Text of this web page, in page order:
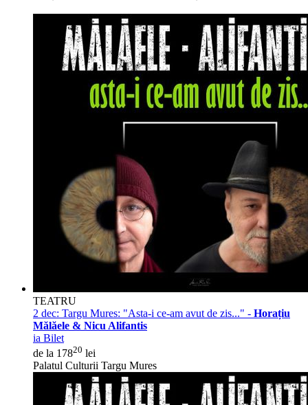
TEATRU
2 dec: Targu Mures: "Asta-i ce-am avut de zis..." - Horațiu
Mălăele & Nicu Alifantis
ia Bilet
de la 17820 lei
Palatul Culturii Targu Mures